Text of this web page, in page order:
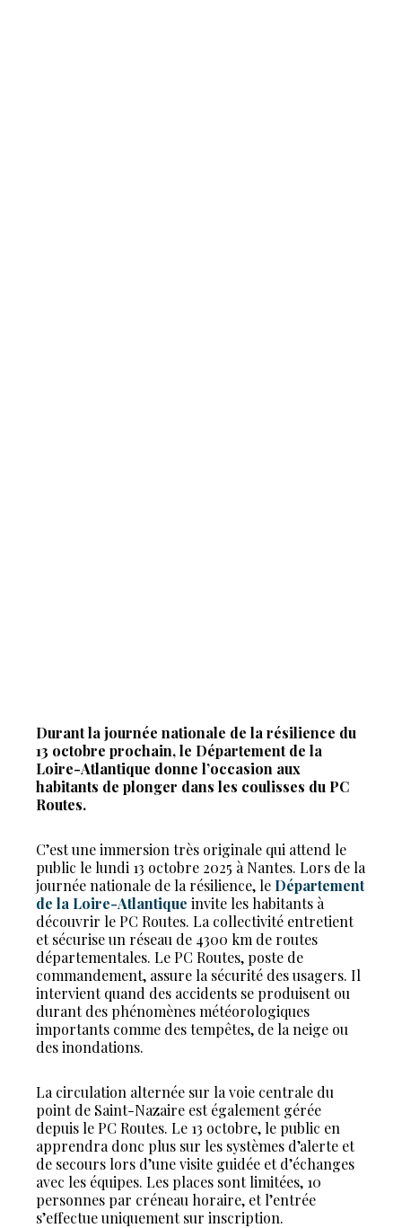
Durant la journée nationale de la résilience du
13 octobre prochain, le Département de la
Loire-Atlantique donne l’occasion aux
habitants de plonger dans les coulisses du PC
Routes.
C’est une immersion très originale qui attend le
public le lundi 13 octobre 2025 à Nantes. Lors de la
journée nationale de la résilience, le Département
de la Loire-Atlantique invite les habitants à
découvrir le PC Routes. La collectivité entretient
et sécurise un réseau de 4300 km de routes
départementales. Le PC Routes, poste de
commandement, assure la sécurité des usagers. Il
intervient quand des accidents se produisent ou
durant des phénomènes météorologiques
importants comme des tempêtes, de la neige ou
des inondations.
La circulation alternée sur la voie centrale du
point de Saint-Nazaire est également gérée
depuis le PC Routes. Le 13 octobre, le public en
apprendra donc plus sur les systèmes d’alerte et
de secours lors d’une visite guidée et d’échanges
avec les équipes. Les places sont limitées, 10
personnes par créneau horaire, et l’entrée
s’effectue uniquement sur inscription.